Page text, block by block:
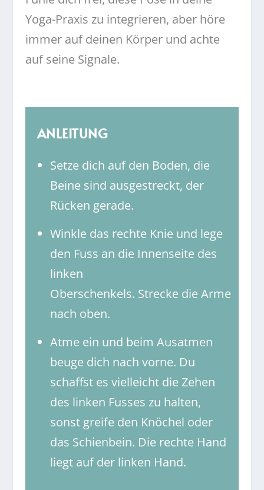
Yoga-Praxis zu integrieren, aber höre
immer auf deinen Körper und achte
auf seine Signale.
ANLEITUNG
Setze dich auf den Boden, die
Beine sind ausgestreckt, der
Rücken gerade.
Winkle das rechte Knie und lege
den Fuss an die Innenseite des
linken
Oberschenkels. Strecke die Arme
nach oben.
Atme ein und beim Ausatmen
beuge dich nach vorne. Du
schaffst es vielleicht die Zehen
des linken Fusses zu halten,
sonst greife den Knöchel oder
das Schienbein. Die rechte Hand
liegt auf der linken Hand.